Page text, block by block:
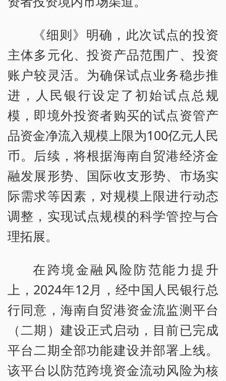
《细则》明确，此次试点的投资
主体多元化、投资产品范围广、投资
账户较灵活。为确保试点业务稳步推
进，人民银行设定了初始试点总规
模，即境外投资者购买的试点资管产
品资金净流入规模上限为100亿元人民
币。后续，将根据海南自贸港经济金
融发展形势、国际收支形势、市场实
际需求等因素，对规模上限进行动态
调整，实现试点规模的科学管控与合
理拓展。
在跨境金融风险防范能力提升
上，2024年12月，经中国人民银行总
行同意，海南自贸港资金流监测平台
（二期）建设正式启动，目前已完成
平台二期全部功能建设并部署上线。
该平台以防范跨境资金流动风险为核